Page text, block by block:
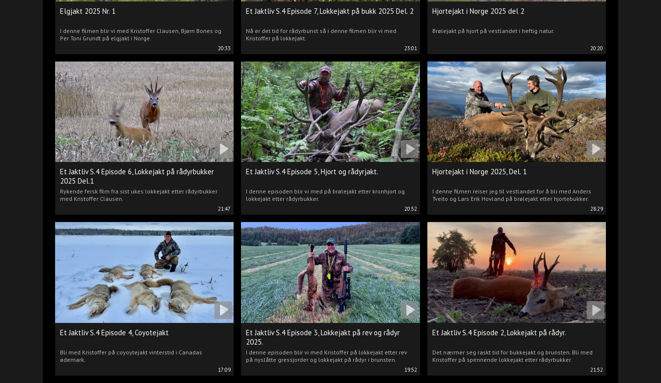
20:33
Elgjakt 2025 Nr. 1
I denne filmen blir vi med Kristoffer Clausen, Bjørn Bones og
Per Toni Grundt på elgjakt i Norge.
23:01
Et Jaktliv S.4 Episode 7, Lokkejakt på bukk 2025 Del. 2
Nå er det tid for rådyrbunst så i denne filmen blir vi med
Kristoffer på lokkejakt.
20:20
Hjortejakt i Norge 2025 del 2
Brølejakt på hjort på vestlandet i heftig natur.
21:47
Et Jaktliv S.4 Episode 6, Lokkejakt på rådyrbukker
2025 Del.1
Rykende fersk film fra sist ukes lokkejakt etter rådyrbukker
med Kristoffer Clausen.
20:52
Et Jaktliv S.4 Episode 5, Hjort og rådyrjakt.
I denne episoden blir vi med på brølejakt etter kronhjort og
lokkejakt etter rådyrbukker.
28:29
Hjortejakt i Norge 2025, Del. 1
I denne filmen reiser jeg til vestlandet for å bli med Anders
Tveito og Lars Erik Hovland på brølejakt etter hjortebukker.
17:09
Et Jaktliv S.4 Episode 4, Coyotejakt
Bli med Kristoffer på coyoytejakt vinterstid i Canadas
ødemark.
19:52
Et Jaktliv S.4 Episode 3, Lokkejakt på rev og rådyr
2025.
I denne episoden blir vi med Kristoffer på lokkejakt etter rev
på nyslåtte gressjorder og lokkejakt på rådyr i brunsten.
21:52
Et Jaktliv S.4 Episode 2, Lokkejakt på rådyr.
Det nærmer seg raskt tid for bukkejakt og brunsten. Bli med
Kristoffer på spennende lokkejakt etter rådyrbukker.